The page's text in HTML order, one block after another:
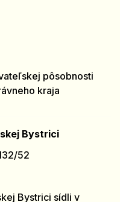
pôsobnosti
kraja
Bystrici
52
Bystrici sídli v